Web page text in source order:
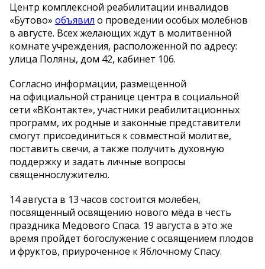
Центр комплексной реабилитации инвалидов
«Бутово» объявил о проведении особых молебнов
в августе. Всех желающих ждут в молитвенной
комнате учреждения, расположенной по адресу:
улица Поляны, дом 42, кабинет 106.
Согласно информации, размещенной
на официальной странице центра в социальной
сети «ВКонтакте», участники реабилитационных
программ, их родные и законные представители
смогут присоединиться ксовместной молитве,
поставить свечи, а также получить духовную
поддержку и задать личные вопросы
священнослужителю.
14 августа в 13 часов состоится молебен,
посвященный освящению нового мёда в честь
праздника Медового Спаса. 19 августа в это же
время пройдет богослужение сосвящением плодов
и фруктов, приуроченное кЯблочному Спасу.